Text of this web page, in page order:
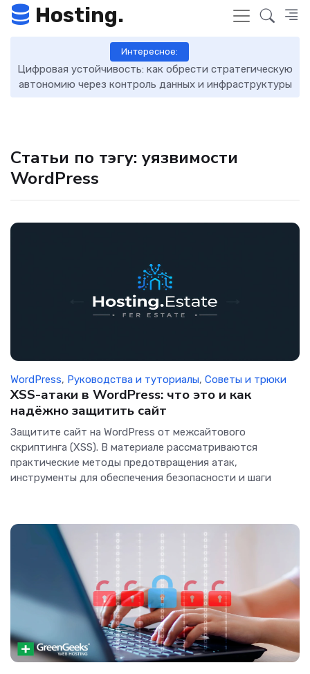
Hosting.
Интересное:
Цифровая устойчивость: как обрести стратегическую
автономию через контроль данных и инфраструктуры
Статьи по тэгу: уязвимости
WordPress
WordPress, Руководства и туториалы, Советы и трюки
XSS-атаки в WordPress: что это и как
надёжно защитить сайт
Защитите сайт на WordPress от межсайтового
скриптинга (XSS). В материале рассматриваются
практические методы предотвращения атак,
инструменты для обеспечения безопасности и шаги